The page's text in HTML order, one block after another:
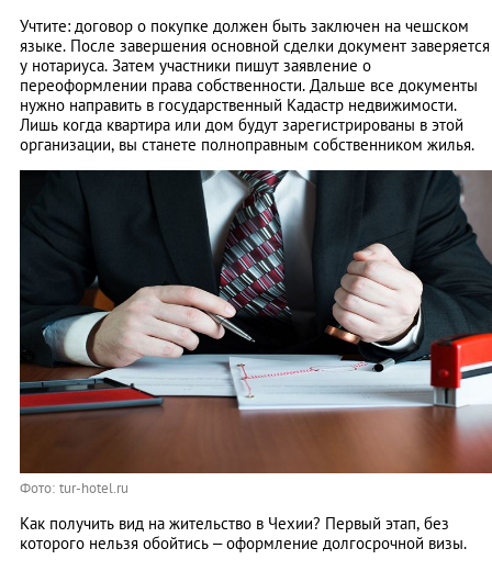
Учтите: договор о покупке должен быть заключен на чешском
языке. После завершения основной сделки документ заверяется
у нотариуса. Затем участники пишут заявление о
переоформлении права собственности. Дальше все документы
нужно направить в государственный Кадастр недвижимости.
Лишь когда квартира или дом будут зарегистрированы в этой
организации, вы станете полноправным собственником жилья.
Фото: tur-hotel.ru
Как получить вид на жительство в Чехии? Первый этап, без
которого нельзя обойтись – оформление долгосрочной визы.